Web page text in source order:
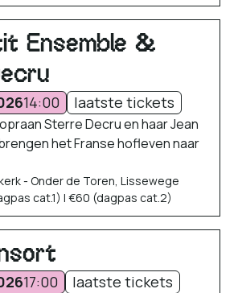
Ensemble &
14:00 laatste tickets
Sterre Decru en haar Jean
het Franse hofleven naar
- Onder de Toren, Lissewege
cat.1) | €60 (dagpas cat.2)
17:00 laatste tickets